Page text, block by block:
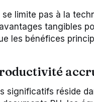
se limite pas à la
tangibles
les bénéfices
significatifs réside